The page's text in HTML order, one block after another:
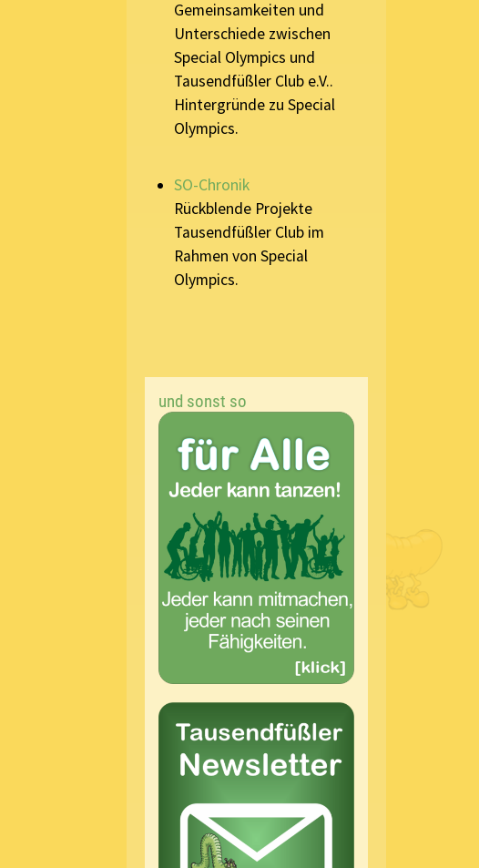
Gemeinsamkeiten und
Unterschiede zwischen
Special Olympics und
Tausendfüßler Club e.V..
Hintergründe zu Special
Olympics.
SO-Chronik
Rückblende Projekte
Tausendfüßler Club im
Rahmen von Special
Olympics.
und sonst so